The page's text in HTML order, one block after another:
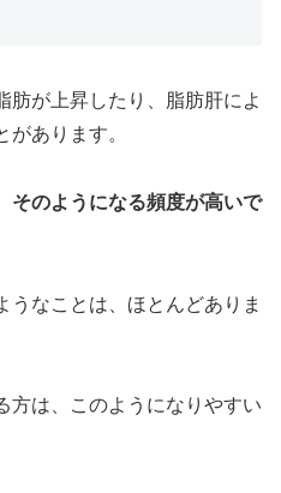
肪が上昇したり、脂肪肝によ
があります。
そのようになる頻度が高いで
うなことは、ほとんどありま
方は、このようになりやすい